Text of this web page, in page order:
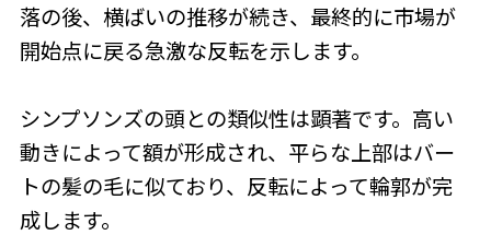
落の後、横ばいの推移が続き、最終的に市場が
開始点に戻る急激な反転を示します。
シンプソンズの頭との類似性は顕著です。高い
動きによって額が形成され、平らな上部はバー
トの髪の毛に似ており、反転によって輪郭が完
成します。